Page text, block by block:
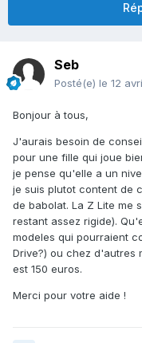
Seb
Posté(e) le 12
Bonjour à tous,
J'aurais besoin de
pour une fille qui joue
je pense qu'elle a un
je suis plutot content de
de babolat. La Z Lite me
restant assez rigide).
modeles qui pourraient
Drive?) ou chez d'autres
est 150 euros.
Merci pour votre aide !